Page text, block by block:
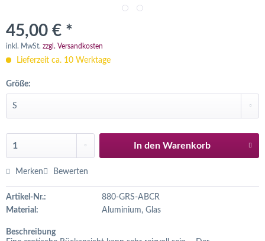
45,00 € *
inkl. MwSt. zzgl. Versandkosten
Lieferzeit ca. 10 Werktage
Größe:
In den Warenkorb
Merken Bewerten
Artikel-Nr.:
880-GRS-ABCR
Material:
Aluminium, Glas
Beschreibung